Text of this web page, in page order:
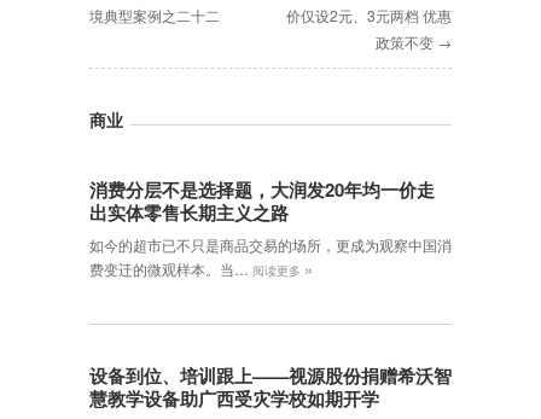
境典型案例之二十二
价仅设2元、3元两档 优惠
政策不变 →
商业
消费分层不是选择题，大润发20年均一价走
出实体零售长期主义之路
如今的超市已不只是商品交易的场所，更成为观察中国消
费变迁的微观样本。当…
阅读更多 »
设备到位、培训跟上——视源股份捐赠希沃智
慧教学设备助广西受灾学校如期开学